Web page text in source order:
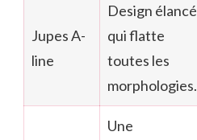
Jupes A-
line
Design élancé
qui flatte
toutes les
morphologies.
Une